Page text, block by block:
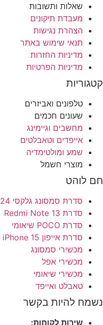
שאלות ותשובות
מעבדת תיקונים
הצהרת נגישות
תנאי שימוש באתר
מדיניות החזרות
מדיניות הפרטיות
קטגוריות
טלפונים ואביזרים
שעונים חכמים
מחשבים וגיימינג
אייפדים וטאבלטים
שמע ומולטימדיה
מוצרי חשמל
חם לוהט
סדרת סמסונג גלקסי S24
סדרת Redmi Note 13
סדרת POCO שיאומי
סדרת אייפון 15 iPhone
מכשירי סמסונג
מכשירי אפל
מכשירי שיאומי
טאבלט ואייפד
נשמח להיות בקשר
שירות לקוחות: